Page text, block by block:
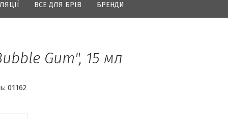
ВСЕ ДЛЯ БРІВ БРЕНДИ
Gum", 15 мл
01162